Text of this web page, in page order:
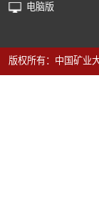
电脑版
版权所有：中国矿业